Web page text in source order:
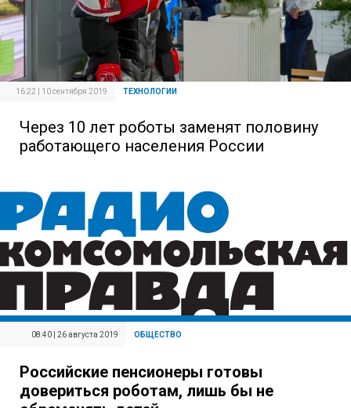
16:22 | 10 сентября 2019 ТЕХНОЛОГИИ
Через 10 лет роботы заменят половину
работающего населения России
08:40 | 26 августа 2019 ОБЩЕСТВО
Российские пенсионеры готовы
довериться роботам, лишь бы не